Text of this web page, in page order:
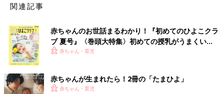
関連記事
赤ちゃんのお世話まるわかり！『初めてのひよこクラ
ブ 夏号』〈巻頭大特集〉初めての授乳がうまくい
く！ おっぱい・ミルクの基本と夏のトラブル 解決テ
赤ちゃん・育児
赤ちゃんが生まれたら！2冊の「たまひよ」
赤ちゃん・育児